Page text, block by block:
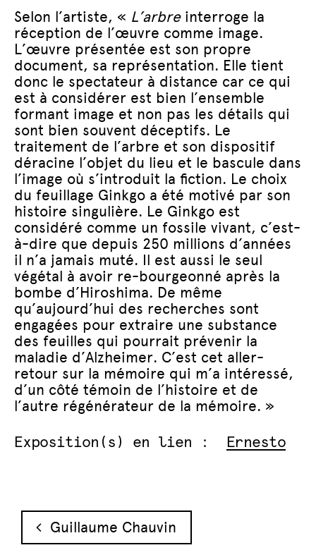
Selon l’artiste, « L’arbreinterroge la
réception de l’œuvre comme image.
L’œuvre présentée est son propre
document, sa représentation. Elle tient
donc le spectateur à distance car ce qui
est à considérer est bien l’ensemble
formant image et non pas les détails qui
sont bien souvent déceptifs. Le
traitement de l’arbre et son dispositif
déracine l’objet du lieu et le bascule dans
l’image où s’introduit la fiction. Le choix
du feuillage Ginkgo a été motivé par son
histoire singulière. Le Ginkgo est
considéré comme un fossile vivant, c’est-
à-dire que depuis 250 millions d’années
il n’a jamais muté. Il est aussi le seul
végétal à avoir re-bourgeonné après la
bombe d’Hiroshima. De même
qu’aujourd’hui des recherches sont
engagées pour extraire une substance
des feuilles qui pourrait prévenir la
maladie d’Alzheimer. C’est cet aller-
retour sur la mémoire qui m’a intéressé,
d’un côté témoin de l’histoire et de
l’autre régénérateur de la mémoire. »
Exposition(s) en lien : Ernesto
Navigation des articles
Guillaume Chauvin